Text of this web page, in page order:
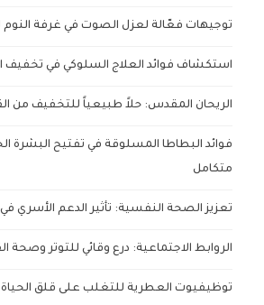
توجيهات فعّالة لعزل الصوت في غرفة
استكشاف فوائد العلاج السلوكي في تخفيف
الريحان المقدس: حلاً طبيعياً للتخفيف من
فوائد البطاطا المسلوقة في تفتيح البشرة
متكامل
تعزيز الصحة النفسية: تأثير الدعم الأسري
الروابط الاجتماعية: درع وقائي للتوتر وصحة
توظيفيوت العطرية للتغلب على قلق الحياة